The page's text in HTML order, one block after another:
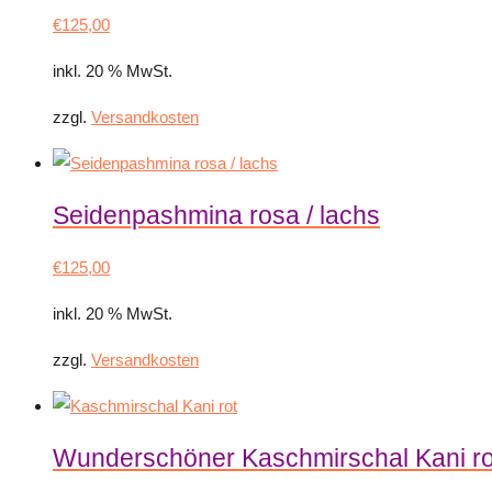
€125,00
inkl. 20 % MwSt.
zzgl. Versandkosten
Seidenpashmina rosa / lachs
€125,00
inkl. 20 % MwSt.
zzgl. Versandkosten
Wunderschöner Kaschmirschal Kani